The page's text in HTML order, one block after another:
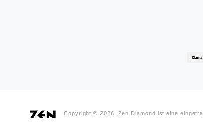
Copyright © 2026, Zen Diamond ist eine